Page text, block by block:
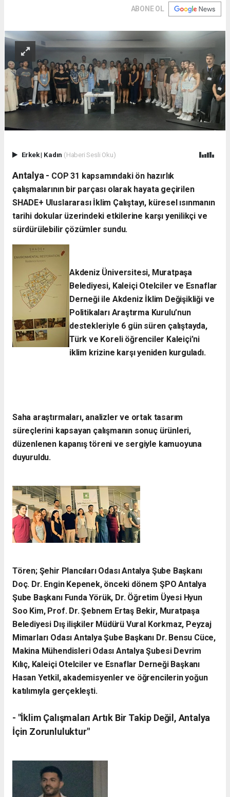
ABONE OL
Erkek| Kadın (Haberi Sesli Oku)
Antalya - ​COP 31 kapsamındaki ön hazırlık
çalışmalarının bir parçası olarak hayata geçirilen
SHADE+ Uluslararası İklim Çalıştayı, küresel ısınmanın
tarihi dokular üzerindeki etkilerine karşı yenilikçi ve
sürdürülebilir çözümler sundu.
Akdeniz Üniversitesi, Muratpaşa
Belediyesi, Kaleiçi Otelciler ve Esnaflar
Derneği ile Akdeniz İklim Değişikliği ve
Politikaları Araştırma Kurulu’nun
destekleriyle 6 gün süren çalıştayda,
Türk ve Koreli öğrenciler Kaleiçi’ni
iklim krizine karşı yeniden kurguladı.​
Saha araştırmaları, analizler ve ortak tasarım
süreçlerini kapsayan çalışmanın sonuç ürünleri,
düzenlenen kapanış töreni ve sergiyle kamuoyuna
duyuruldu.
Tören; Şehir Plancıları Odası Antalya Şube Başkanı
Doç. Dr. Engin Kepenek, önceki dönem ŞPO Antalya
Şube Başkanı Funda Yörük, Dr. Öğretim Üyesi Hyun
Soo Kim, Prof. Dr. Şebnem Ertaş Bekir, Muratpaşa
Belediyesi Dış ilişkiler Müdürü Vural Korkmaz, Peyzaj
Mimarları Odası Antalya Şube Başkanı Dr. Bensu Cüce,
Makina Mühendisleri Odası Antalya Şubesi Devrim
Kılıç, Kaleiçi Otelciler ve Esnaflar Derneği Başkanı
Hasan Yetkil, akademisyenler ve öğrencilerin yoğun
katılımıyla gerçekleşti.
- ​"İklim Çalışmaları Artık Bir Takip Değil, Antalya
İçin Zorunluluktur"